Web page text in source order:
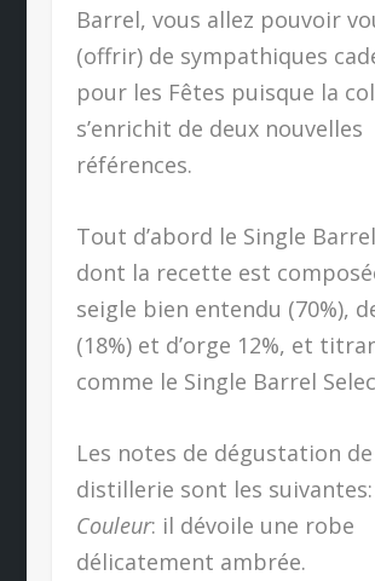
Barrel, vous allez pouvoir
(offrir) de sympathiques
pour les Fêtes puisque la
s’enrichit de deux nouvelles
références.
Tout d’abord le Single
dont la recette est
seigle bien entendu (70%),
(18%) et d’orge 12%, et
comme le Single Barrel
Les notes de dégustation
distillerie sont les suivantes:
Couleur: il dévoile une robe
délicatement ambrée.